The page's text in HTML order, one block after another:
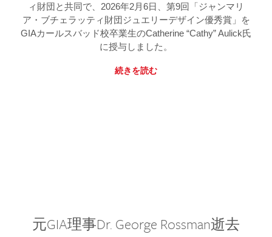
ィ財団と共同で、2026年2月6日、第9回「ジャンマリ
ア・ブチェラッティ財団ジュエリーデザイン優秀賞」を
GIAカールスバッド校卒業生のCatherine “Cathy” Aulick氏
に授与しました。
続きを読む
元GIA理事Dr. George Rossman逝去